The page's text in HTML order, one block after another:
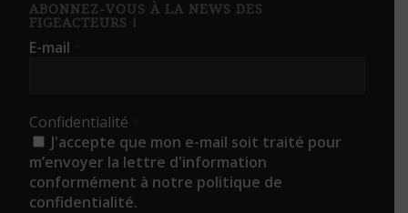
ABONNEZ-VOUS À LA NEWS DES
FIGEACTEURS !
E-mail
Confidentialité
J'accepte que mon e-mail soit traité pour
m’envoyer la lettre d'information
conformément à notre politique de
confidentialité.